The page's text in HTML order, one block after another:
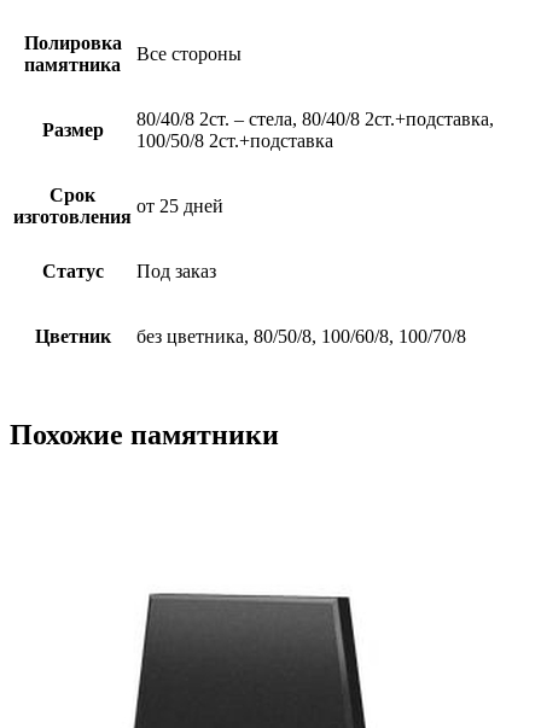
Полировка
памятника
Все стороны
Размер
80/40/8 2ст. – стела, 80/40/8 2ст.+подставка,
100/50/8 2ст.+подставка
Срок
изготовления
от 25 дней
Статус Под заказ
Цветник без цветника, 80/50/8, 100/60/8, 100/70/8
Похожие памятники